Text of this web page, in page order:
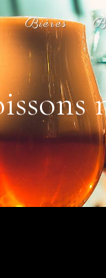
Bières